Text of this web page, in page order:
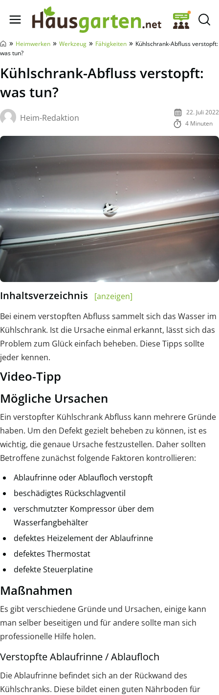
Hausgarten.net
» Heimwerken » Werkzeug » Fähigkeiten » Kühlschrank-Abfluss verstopft:
was tun?
Kühlschrank-Abfluss verstopft:
was tun?
Heim-Redaktion
22. Juli 2022
4 Minuten
Inhaltsverzeichnis
[anzeigen]
Bei einem verstopften Abfluss sammelt sich das Wasser im
Kühlschrank. Ist die Ursache einmal erkannt, lässt sich das
Problem zum Glück einfach beheben. Diese Tipps sollte
jeder kennen.
Video-Tipp
Mögliche Ursachen
Ein verstopfter Kühlschrank Abfluss kann mehrere Gründe
haben. Um den Defekt gezielt beheben zu können, ist es
wichtig, die genaue Ursache festzustellen. Daher sollten
Betroffene zunächst folgende Faktoren kontrollieren:
Ablaufrinne oder Ablaufloch verstopft
beschädigtes Rückschlagventil
verschmutzter Kompressor über dem
Wasserfangbehälter
defektes Heizelement der Ablaufrinne
defektes Thermostat
defekte Steuerplatine
Maßnahmen
Es gibt verschiedene Gründe und Ursachen, einige kann
man selber beseitigen und für andere sollte man sich
professionelle Hilfe holen.
Verstopfte Ablaufrinne / Ablaufloch
Die Ablaufrinne befindet sich an der Rückwand des
Kühlschranks. Diese bildet einen guten Nährboden für